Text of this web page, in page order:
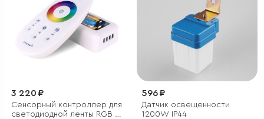
3 220 ₽
Сенсорный контроллер для
светодиодной ленты RGB с
596 ₽
Датчик освещенности
1200W IP44